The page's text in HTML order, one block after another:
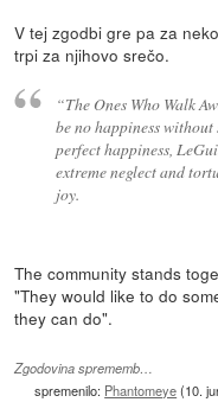
V tej zgodbi gre pa za
trpi za njihovo srečo.
“The Ones Who Walk
be no happiness
perfect happiness,
extreme neglect and
joy.
The community stands
"They would like to do
they can do".
Zgodovina sprememb…
spremenilo: Phantomeye(10.